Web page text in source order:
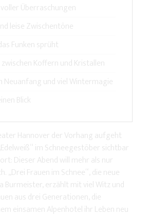
Überraschungen
leise Zwischentöne
Funken sprüht
Koffern und Kristallen
Neuanfang und viel Wintermagie
Blick
Hannover der Vorhang aufgeht
im Schneegestöber sichtbar
Dieser Abend will mehr als nur
„Drei Frauen im Schnee“, die neue
Burmeister, erzählt mit viel Witz und
aus drei Generationen, die
einsamen Alpenhotel ihr Leben neu